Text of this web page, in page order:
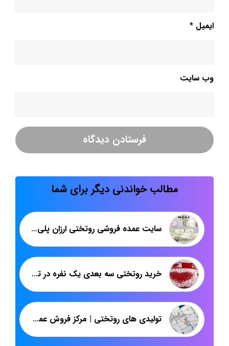
ایمیل *
وب‌ سایت
مطالب خواندنی دیگر برای شما
سایت عمده فروشی روتختی ارزان پلی استر در تهران
خرید روتختی سه بعدی یک نفره در تهران
تولیدی های روتختی | مرکز فروش عمده روتختی دونفره عروس تهران